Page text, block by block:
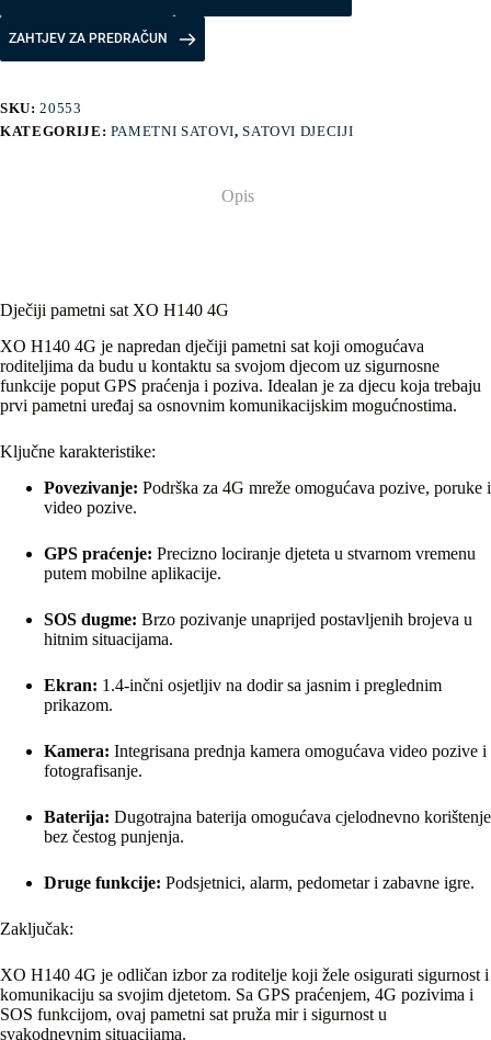
ZAHTJEV ZA PREDRAČUN
SKU:20553
KATEGORIJE: PAMETNI SATOVI,SATOVI DJECIJI
Opis
Dječiji pametni sat XO H140 4G
XO H140 4G je napredan dječiji pametni sat koji omogućava
roditeljima da budu u kontaktu sa svojom djecom uz sigurnosne
funkcije poput GPS praćenja i poziva. Idealan je za djecu koja trebaju
prvi pametni uređaj sa osnovnim komunikacijskim mogućnostima.
Ključne karakteristike:
Povezivanje: Podrška za 4G mreže omogućava pozive, poruke i
video pozive.
GPS praćenje: Precizno lociranje djeteta u stvarnom vremenu
putem mobilne aplikacije.
SOS dugme: Brzo pozivanje unaprijed postavljenih brojeva u
hitnim situacijama.
Ekran: 1.4-inčni osjetljiv na dodir sa jasnim i preglednim
prikazom.
Kamera: Integrisana prednja kamera omogućava video pozive i
fotografisanje.
Baterija: Dugotrajna baterija omogućava cjelodnevno korištenje
bez čestog punjenja.
Druge funkcije: Podsjetnici, alarm, pedometar i zabavne igre.
Zaključak:
XO H140 4G je odličan izbor za roditelje koji žele osigurati sigurnost i
komunikaciju sa svojim djetetom. Sa GPS praćenjem, 4G pozivima i
SOS funkcijom, ovaj pametni sat pruža mir i sigurnost u
svakodnevnim situacijama.